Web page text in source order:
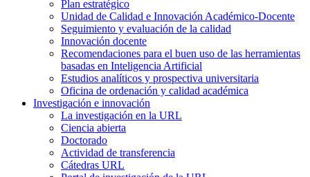
Plan estratégico
Unidad de Calidad e Innovación Académico-Docente
Seguimiento y evaluación de la calidad
Innovación docente
Recomendaciones para el buen uso de las herramientas
basadas en Inteligencia Artificial
Estudios analíticos y prospectiva universitaria
Oficina de ordenación y calidad académica
Investigación e innovación
La investigación en la URL
Ciencia abierta
Doctorado
Actividad de transferencia
Cátedras URL